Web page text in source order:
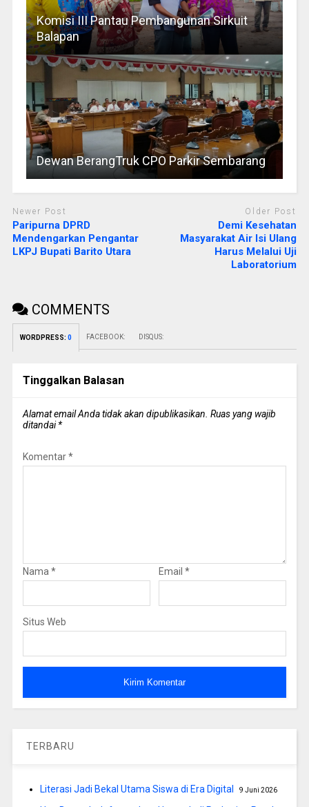
Komisi III Pantau Pembangunan Sirkuit
Balapan
Dewan BerangTruk CPO Parkir Sembarang
Newer Post
Paripurna DPRD
Mendengarkan Pengantar
LKPJ Bupati Barito Utara
Older Post
Demi Kesehatan
Masyarakat Air Isi Ulang
Harus Melalui Uji
Laboratorium
COMMENTS
WORDPRESS: 0 FACEBOOK: DISQUS:
Tinggalkan Balasan
Alamat email Anda tidak akan dipublikasikan. Ruas yang wajib
ditandai*
Komentar*
Nama * Email *
Situs Web
TERBARU
Literasi Jadi Bekal Utama Siswa di Era Digital 9 Juni 2026